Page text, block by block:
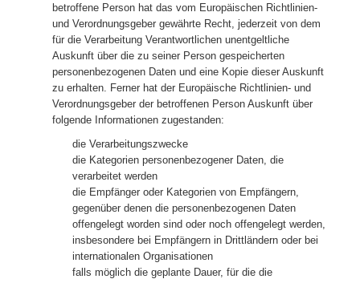
betroffene Person hat das vom Europäischen Richtlinien-
und Verordnungsgeber gewährte Recht, jederzeit von dem
für die Verarbeitung Verantwortlichen unentgeltliche
Auskunft über die zu seiner Person gespeicherten
personenbezogenen Daten und eine Kopie dieser Auskunft
zu erhalten. Ferner hat der Europäische Richtlinien- und
Verordnungsgeber der betroffenen Person Auskunft über
folgende Informationen zugestanden:
die Verarbeitungszwecke
die Kategorien personenbezogener Daten, die
verarbeitet werden
die Empfänger oder Kategorien von Empfängern,
gegenüber denen die personenbezogenen Daten
offengelegt worden sind oder noch offengelegt werden,
insbesondere bei Empfängern in Drittländern oder bei
internationalen Organisationen
falls möglich die geplante Dauer, für die die